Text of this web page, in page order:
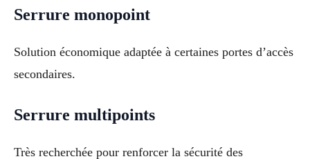
Serrure monopoint
Solution économique adaptée à certaines portes d’accès
secondaires.
Serrure multipoints
Très recherchée pour renforcer la sécurité des